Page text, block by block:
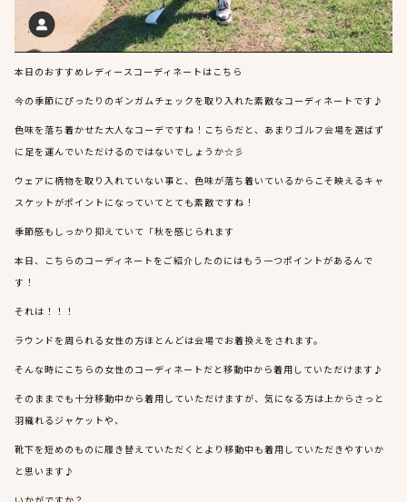
本日のおすすめレディースコーディネートはこちら
今の季節にぴったりのギンガムチェックを取り入れた素敵なコーディネートです♪
色味を落ち着かせた大人なコーデですね！こちらだと、あまりゴルフ会場を選ばず
に足を運んでいただけるのではないでしょうか☆彡
ウェアに柄物を取り入れていない事と、色味が落ち着いているからこそ映えるキャ
スケットがポイントになっていてとても素敵ですね！
季節感もしっかり抑えていて「秋を感じられます
本日、こちらのコーディネートをご紹介したのにはもう一つポイントがあるんで
す！
それは！！！
ラウンドを周られる女性の方ほとんどは会場でお着換えをされます。
そんな時にこちらの女性のコーディネートだと移動中から着用していただけます♪
そのままでも十分移動中から着用していただけますが、気になる方は上からさっと
羽織れるジャケットや、
靴下を短めのものに履き替えていただくとより移動中も着用していただきやすいか
と思います♪